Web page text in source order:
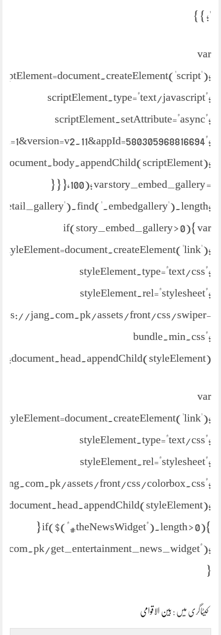
'; } }
var
scriptElement.type="text/javascript";
scriptElement.setAttribute="async";
document.body.appendChild(scriptElement);
} } },100); var story_embed_gallery =
if(story_embed_gallery > 0){ var
styleElement=document.createElement('link');
styleElement.type="text/css";
styleElement.rel="stylesheet";
jang.com.pk/assets/front/css/swiper-
bundle.min.css";
document.head.appendChild(styleElement);
var
styleElement=document.createElement('link');
styleElement.type="text/css";
styleElement.rel="stylesheet";
assets/front/css/colorbox.css";
document.head.appendChild(styleElement);
} if($("#theNewsWidget").length > 0){
get_entertainment_news_widget");
}
کیٹاگری میں : بین الاقوامی